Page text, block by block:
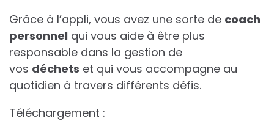
Grâce à l’appli, vous avez une sorte de coach
personnel qui vous aide à être plus
responsable dans la gestion de
vos déchets et qui vous accompagne au
quotidien à travers différents défis.
Téléchargement :